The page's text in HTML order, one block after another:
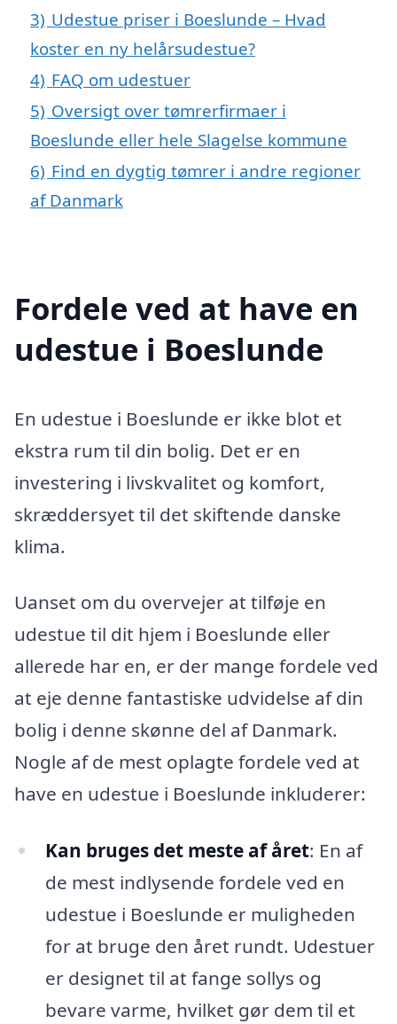
3) Udestue priser i Boeslunde – Hvad
koster en ny helårsudestue?
4) FAQ om udestuer
5) Oversigt over tømrerfirmaer i
Boeslunde eller hele Slagelse kommune
6) Find en dygtig tømrer i andre regioner
af Danmark
Fordele ved at have en
udestue i Boeslunde
En udestue i Boeslunde er ikke blot et
ekstra rum til din bolig. Det er en
investering i livskvalitet og komfort,
skræddersyet til det skiftende danske
klima.
Uanset om du overvejer at tilføje en
udestue til dit hjem i Boeslunde eller
allerede har en, er der mange fordele ved
at eje denne fantastiske udvidelse af din
bolig i denne skønne del af Danmark.
Nogle af de mest oplagte fordele ved at
have en udestue i Boeslunde inkluderer:
Kan bruges det meste af året: En af
de mest indlysende fordele ved en
udestue i Boeslunde er muligheden
for at bruge den året rundt. Udestuer
er designet til at fange sollys og
bevare varme, hvilket gør dem til et